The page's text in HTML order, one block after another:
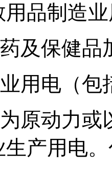
用品制造
及保健
用电 （
原动力
生产用电